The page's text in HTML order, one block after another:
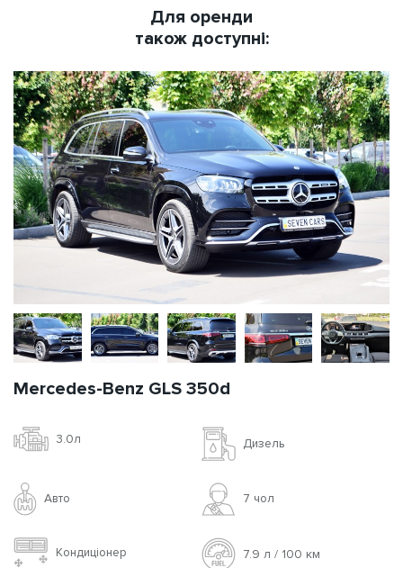
Для оренди
також доступні:
Mercedes-Benz GLS 350d
3.0л Дизель
Авто 7 чoл
Кондиціонер 7.9 л / 100 км